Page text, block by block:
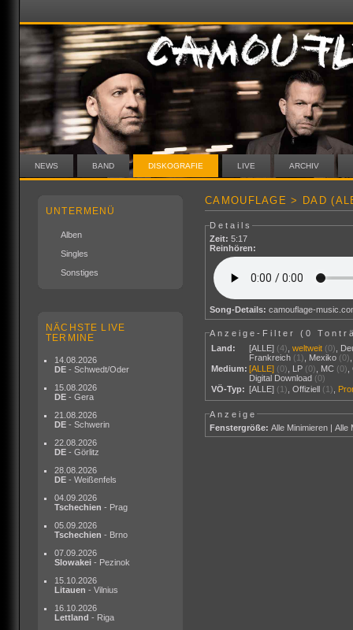
NEWS BAND DISKOGRAFIE LIVE ARCHIV
UNTERMENÜ
Alben
Singles
Sonstiges
NÄCHSTE LIVE
TERMINE
14.08.2026
DE - Schwedt/Oder
15.08.2026
DE - Gera
21.08.2026
DE - Schwerin
22.08.2026
DE - Görlitz
28.08.2026
DE - Weißenfels
04.09.2026
Tschechien - Prag
05.09.2026
Tschechien - Brno
07.09.2026
Slowakei - Pezinok
15.10.2026
Litauen - Vilnius
16.10.2026
Lettland - Riga
CAMOUFLAGE > DAD
Details
Zeit: 5:17
Reinhören:
Song-Details: camouflage-
Anzeige-Filter (0
Land:
[ALLE] (4) ,weltweit (0)
Frankreich (1) Mexiko (0)
Medium: [ALLE] (0) LP (0) MC (0) ,
Digital Download (0)
VÖ-Typ: [ALLE] (1) ,Offiziell (1)
Anzeige
Fenstergröße: Alle Minimieren |Alle